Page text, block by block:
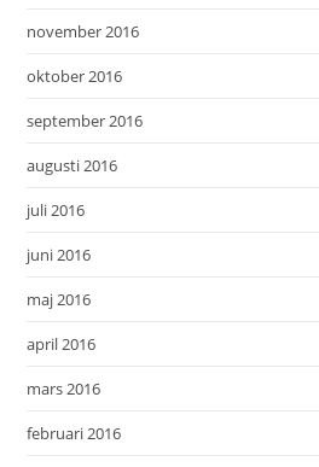
november 2016
oktober 2016
september 2016
augusti 2016
juli 2016
juni 2016
maj 2016
april 2016
mars 2016
februari 2016